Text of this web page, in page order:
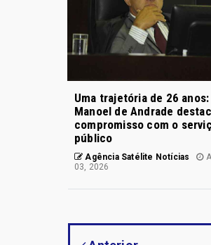
Uma trajetória de 26 anos:
Manoel de Andrade
compromisso com o
público
Agência Satélite Notícias
03, 2026